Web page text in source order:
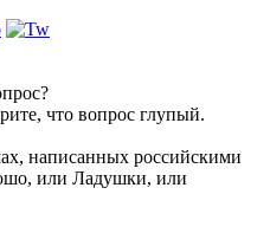
что вопрос глупый.
написанных российскими
или Ладушки, или